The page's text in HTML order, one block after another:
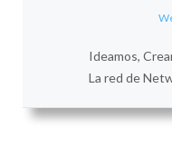
Ideamos,
La red de